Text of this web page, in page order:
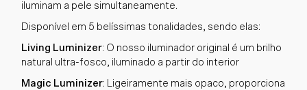
iluminam a pele simultaneamente.
Disponível em 5 belíssimas tonalidades, sendo elas:
Living Luminizer: O nosso iluminador original é um brilho
natural ultra-fosco, iluminado a partir do interior
Magic Luminizer: Ligeiramente mais opaco, proporciona